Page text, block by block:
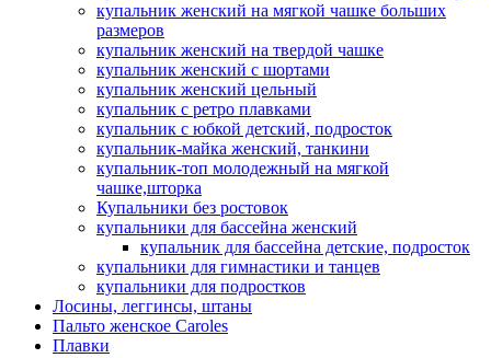
купальник женский на мягкой чашке больших
размеров
купальник женский на твердой чашке
купальник женский с шортами
купальник женский цельный
купальник с ретро плавками
купальник с юбкой детский, подросток
купальник-майка женский, танкини
купальник-топ молодежный на мягкой
чашке,шторка
Купальники без ростовок
купальники для бассейна женский
купальник для бассейна детские, подросток
купальники для гимнастики и танцев
купальники для подростков
Лосины, леггинсы, штаны
Пальто женское Caroles
Плавки